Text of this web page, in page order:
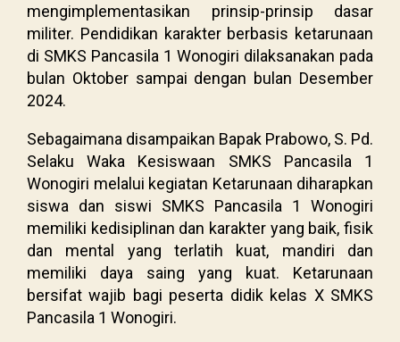
mengimplementasikan prinsip-prinsip dasar
militer. Pendidikan karakter berbasis ketarunaan
di SMKS Pancasila 1 Wonogiri dilaksanakan pada
bulan Oktober sampai dengan bulan Desember
2024.
Sebagaimana disampaikan Bapak Prabowo, S. Pd.
Selaku Waka Kesiswaan SMKS Pancasila 1
Wonogiri melalui kegiatan Ketarunaan diharapkan
siswa dan siswi SMKS Pancasila 1 Wonogiri
memiliki kedisiplinan dan karakter yang baik, fisik
dan mental yang terlatih kuat, mandiri dan
memiliki daya saing yang kuat. Ketarunaan
bersifat wajib bagi peserta didik kelas X SMKS
Pancasila 1 Wonogiri.